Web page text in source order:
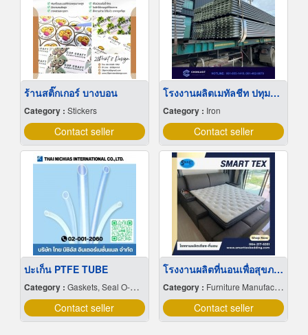
ร้านสติ๊กเกอร์ บางบอน
Category : Stickers
Contact seller
โรงงานผลิตเมทัลชีท ปทุมธานี
Category : Iron
Contact seller
ปะเก็น PTFE TUBE
Category : Gaskets, Seal O-Ring and Oil Seals
Contact seller
โรงงานผลิตที่นอนเพื่อสุขภาพ
Category : Furniture Manufacturers
Contact seller